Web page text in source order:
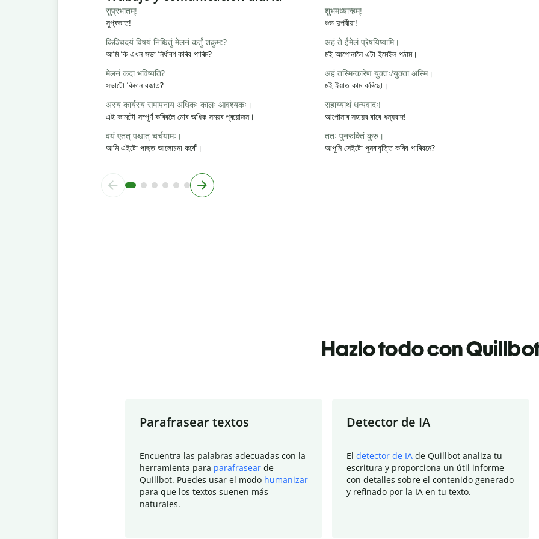
सुप्रभातम्!
সুপ্ৰভাত!
शुभमध्यान्हम्!
শুভ দুপৰীয়া!
किञ्चिदयं विषयं निश्चितुं मेलनं कर्तुं शक्नुम:?
আমি কি এখন সভা নিৰ্ধাৰণ কৰিব পাৰিম?
अहं ते ईमेलं प्रेषयिष्यामि।
মই আপোনালৈ এটা ইমেইল পঠাম।
मेलनं कदा भविष्यति?
সভাটো কিমান বজাত?
अहं तस्मिन्कारेण युक्तः/युक्ता अस्मि।
মই ইয়াত কাম কৰিছো।
अस्य कार्यस्य समापनाय अधिकः कालः आवश्यकः।
এই কামটো সম্পূৰ্ণ কৰিবলৈ মোৰ অধিক সময়ৰ প্ৰয়োজন।
सहाय्यार्थं धन्यवादः!
আপোনাৰ সহায়ৰ বাবে ধন্যবাদ!
वयं एतत् पश्चात् चर्चयामः।
আমি এইটো পাছত আলোচনা কৰোঁ।
ततः पुनरुक्तिं कुरु।
আপুনি সেইটো পুনৰাবৃত্তি কৰিব পাৰিবনে?
Hazlo todo con
Parafrasear textos
Encuentra las palabras adecuadas con la
herramienta para parafrasear de
Quillbot. Puedes usar el modo humanizar
para que los textos suenen más
naturales.
Detector de IA
El detector de IA de Quillbot analiza tu
escritura y proporciona un útil informe
con detalles sobre el contenido generado
y refinado por la IA en tu texto.